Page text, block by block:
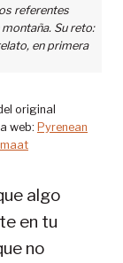
referentes
Su reto:
en primera
original
web: Pyrenean
algo
en tu
no